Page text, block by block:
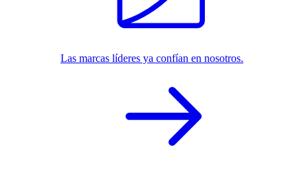
Las marcas líderes ya confían en nosotros.